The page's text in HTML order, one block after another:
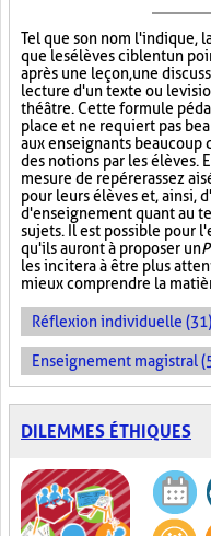
Tel que son nom l'indique,
que les élèves ciblent un
après une leçon, une
lecture d'un texte ou le
théâtre. Cette formule
place et ne requiert pas
aux enseignants
des notions par les élèves.
mesure de repérer assez
pour leurs élèves et, ainsi,
d'enseignement quant au
sujets. Il est possible pour
qu'ils auront à proposer un
les incitera à être plus
mieux comprendre la
Réflexion individuelle (31)
Enseignement magistral
DILEMMES ÉTHIQUES